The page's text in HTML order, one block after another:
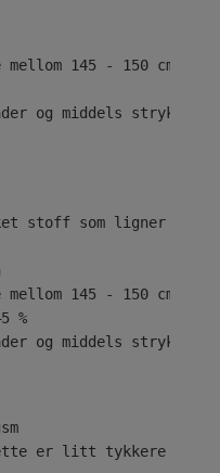
145 - 150 cm
og middels stryk
stoff som ligner på
145 - 150 cm
%
og middels stryk
er litt tykkere med